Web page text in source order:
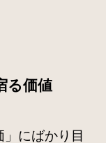
る価値
にばかり目